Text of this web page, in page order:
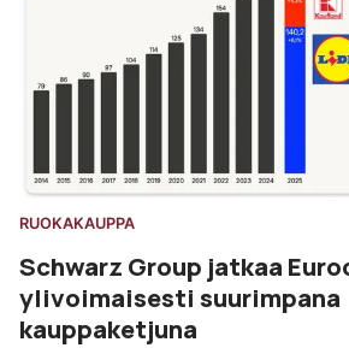
RUOKAKAUPPA
Schwarz Group jatkaa
ylivoimaisesti suurimpana
kauppaketjuna